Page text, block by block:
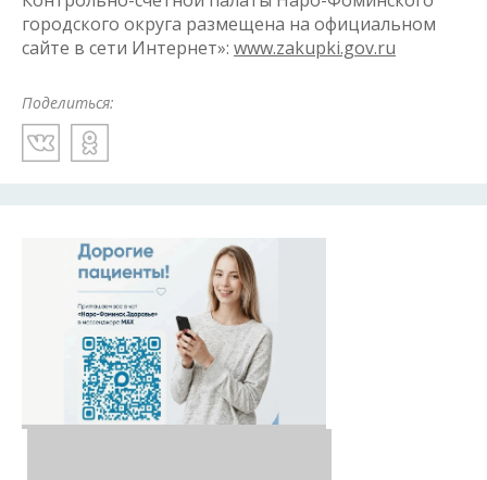
городского округа размещена на официальном
сайте в сети Интернет»: www.zakupki.gov.ru
Поделиться: